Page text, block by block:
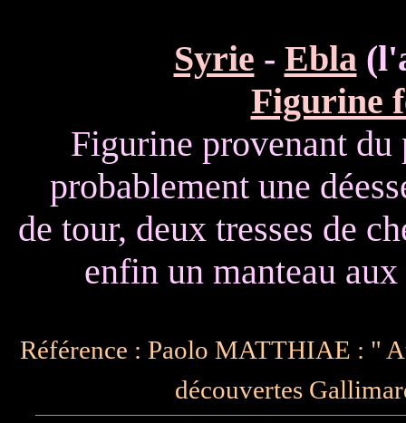
Syrie - Ebla
Figurine
Figurine provenant du
probablement une
de tour, deux tresses de
enfin un manteau
Référence : Paolo MATTHIAE : "
découvertes